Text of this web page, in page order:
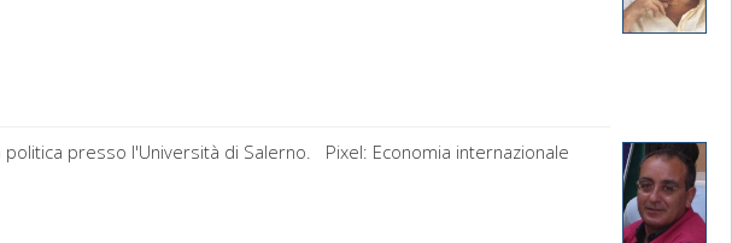
presso l'Università di Salerno. Pixel: Economia internazionale